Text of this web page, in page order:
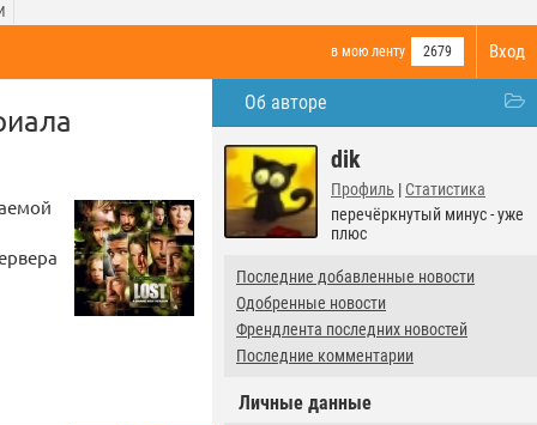
Вход
в мою ленту 2679
Об авторе
dik
Профиль | Статистика
перечёркнутый минус - уже
плюс
Последние добавленные новости
Одобренные новости
Френдлента последних новостей
Последние комментарии
Личные данные